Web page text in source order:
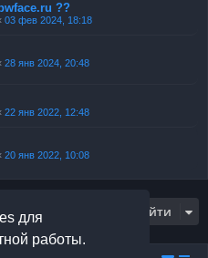
для
работы.
??
03 фев 2024, 18:18
28 янв 2024, 20:48
22 янв 2022, 12:48
20 янв 2022, 10:08
Перейти